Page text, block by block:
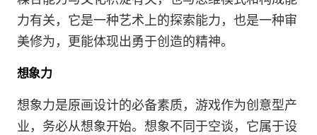
力有关，它是一种艺术上的探索能力，也是一种审
美修为，更能体现出勇于创造的精神。
想象力
想象力是原画设计的必备素质，游戏作为创意型产
业，务必从想象开始。想象不同于空谈，它属于设